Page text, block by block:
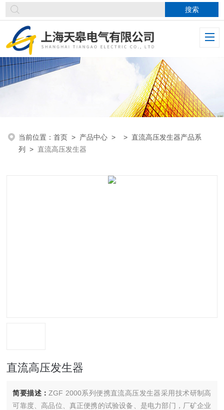
当前位置：首页 > 产品中心 > >直流高压发生器产品系
列
> 直流高压发生器
直流高压发生器
简要描述： ZGF 2000系列便携直流高压发生器采用技术研制高
可靠度、高品位、真正便携的试验设备、是电力部门，厂矿企业